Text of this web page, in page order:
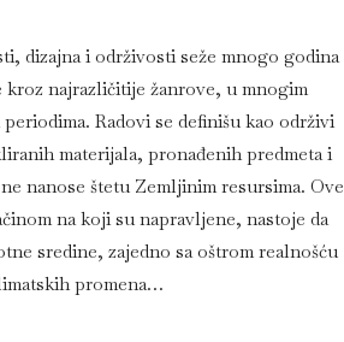
dizajna i održivosti seže mnogo godina
kroz najrazličitije žanrove, u mnogim
Radovi se definišu kao održivi
materijala, pronađenih predmeta i
nanose štetu Zemljinim resursima. Ove
na koji su napravljene, nastoje da
sredine, zajedno sa oštrom realnošću
promena…